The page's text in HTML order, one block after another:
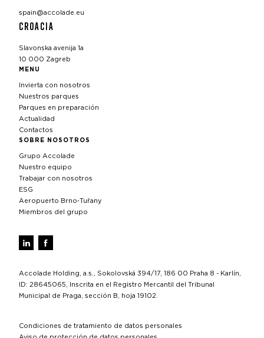
spain@accolade.eu
CROACIA
Slavonska avenija 1a
10 000 Zagreb
MENU
Invierta con nosotros
Nuestros parques
Parques en preparación
Actualidad
Contactos
SOBRE NOSOTROS
Grupo Accolade
Nuestro equipo
Trabajar con nosotros
ESG
Aeropuerto Brno‑Tuřany
Miembros del grupo
Accolade Holding, a.s., Sokolovská 394/17, 186 00 Praha 8 - Karlín,
ID: 28645065, Inscrita en el Registro Mercantil del Tribunal
Municipal de Praga, sección B, hoja 19102.
Condiciones de tratamiento de datos personales